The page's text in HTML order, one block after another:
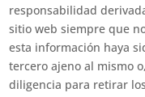
responsabilidad
sitio web siempre que
esta información haya
tercero ajeno al mismo
diligencia para retirar